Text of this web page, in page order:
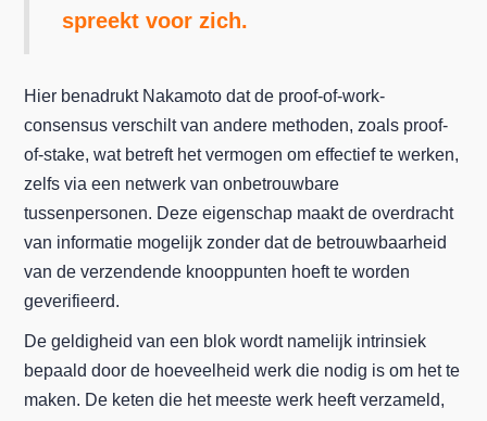
spreekt voor zich.
Hier benadrukt Nakamoto dat de proof-of-work-
consensus verschilt van andere methoden, zoals proof-
of-stake, wat betreft het vermogen om effectief te werken,
zelfs via een netwerk van onbetrouwbare
tussenpersonen. Deze eigenschap maakt de overdracht
van informatie mogelijk zonder dat de betrouwbaarheid
van de verzendende knooppunten hoeft te worden
geverifieerd.
De geldigheid van een blok wordt namelijk intrinsiek
bepaald door de hoeveelheid werk die nodig is om het te
maken. De keten die het meeste werk heeft verzameld,